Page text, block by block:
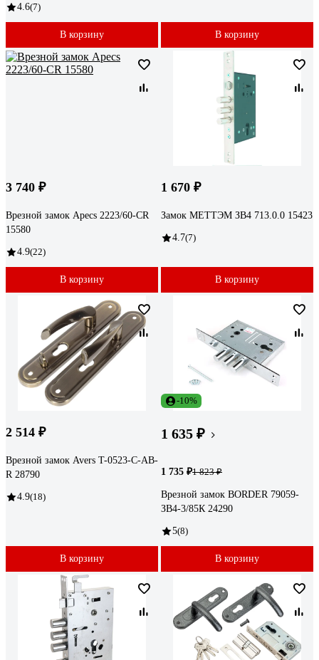
4.6(7)
В корзину В корзину
3 740 ₽
Врезной замок Apecs 2223/60-CR
15580
4.9(22)
В корзину
1 670 ₽
Замок МЕТТЭМ ЗВ4 713.0.0 15423
4.7(7)
В корзину
2 514 ₽
Врезной замок Avers T-0523-C-AB-
R 28790
4.9(18)
В корзину
-10%
1 635 ₽
1 735 ₽1 823 ₽
Врезной замок BORDER 79059-
ЗВ4-3/85К 24290
5(8)
В корзину